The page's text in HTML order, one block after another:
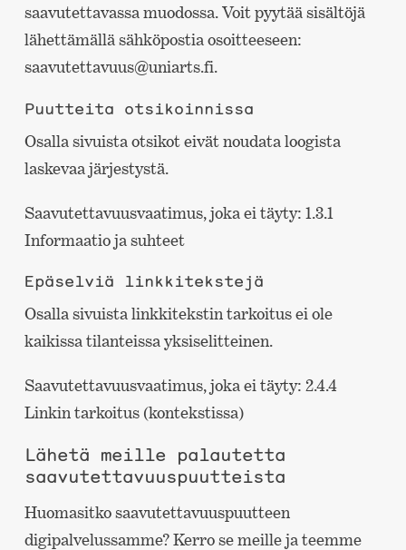
saavutettavassa muodossa. Voit pyytää sisältöjä
lähettämällä sähköpostia osoitteeseen:
saavutettavuus@uniarts.fi.
Puutteita otsikoinnissa
Osalla sivuista otsikot eivät noudata loogista
laskevaa järjestystä.
Saavutettavuusvaatimus, joka ei täyty: 1.3.1
Informaatio ja suhteet
Epäselviä linkkitekstejä
Osalla sivuista linkkitekstin tarkoitus ei ole
kaikissa tilanteissa yksiselitteinen.
Saavutettavuusvaatimus, joka ei täyty: 2.4.4
Linkin tarkoitus (kontekstissa)
Lähetä meille palautetta
saavutettavuuspuutteista
Huomasitko saavutettavuuspuutteen
digipalvelussamme? Kerro se meille ja teemme